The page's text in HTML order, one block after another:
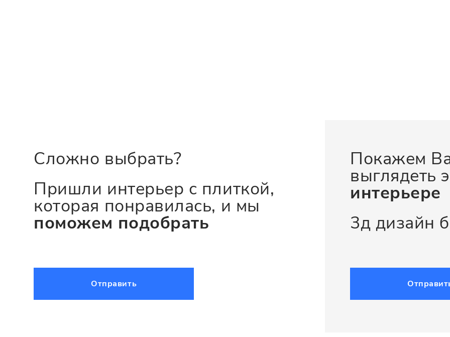
Сложно выбрать?
Пришли интерьер с плиткой,
которая понравилась, и мы
поможем подобрать
Отправить
Покажем
выглядеть
интерьере
3д дизайн